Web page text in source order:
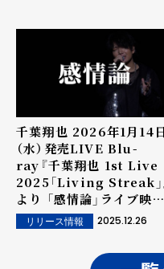
千葉翔也 2026年1月14日
（水）発売LIVE Blu-
ray『千葉翔也 1st Live
2025「Living Streak」
より 「感情論」ライブ映像
公開！
リリース情報 2025.12.26